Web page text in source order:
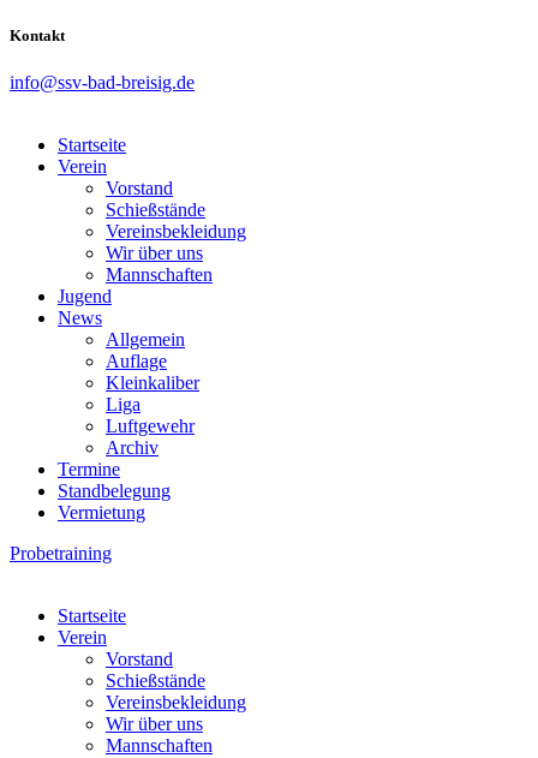
Kontakt
info@ssv-bad-breisig.de
Startseite
Verein
Vorstand
Schießstände
Vereinsbekleidung
Wir über uns
Mannschaften
Jugend
News
Allgemein
Auflage
Kleinkaliber
Liga
Luftgewehr
Archiv
Termine
Standbelegung
Vermietung
Probetraining
Startseite
Verein
Vorstand
Schießstände
Vereinsbekleidung
Wir über uns
Mannschaften